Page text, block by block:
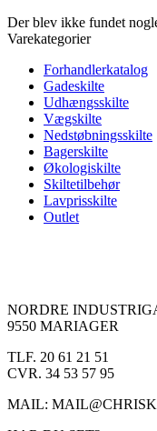
Der blev ikke fundet
Varekategorier
Forhandlerkatalog
Gadeskilte
Udhængsskilte
Vægskilte
Nedstøbningsskilte
Bagerskilte
Økologiskilte
Skiltetilbehør
Lavprisskilte
Outlet
NORDRE
9550 MARIAGER
TLF. 20 61 21 51
CVR. 34 53 57 95
MAIL: